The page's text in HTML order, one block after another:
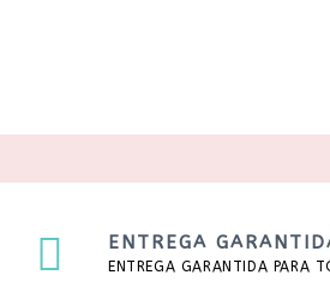
ENTREGA
ENTREGA GARANTIDA PARA